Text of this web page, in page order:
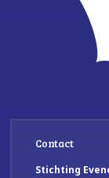
Contact
Stichting